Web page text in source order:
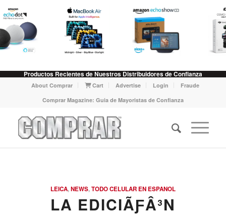
Productos Recientes de Nuestros Distribuidores de Confianza
About Comprar Cart Advertise Login
Fraude
Comprar Magazine: Guia de Mayoristas de Confianza
LEICA,NEWS,TODO CELULAR EN ESPANOL
LA EDICIÃƑÂ³N